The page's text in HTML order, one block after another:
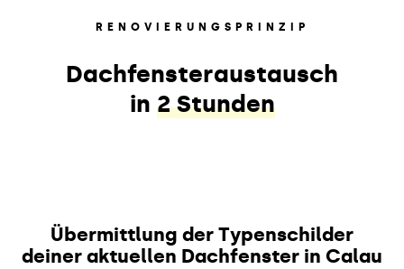
RENOVIERUNGSPRINZIP
Dachfensteraustausch
in 2 Stunden
Übermittlung der Typenschilder
deiner aktuellen Dachfenster in Calau